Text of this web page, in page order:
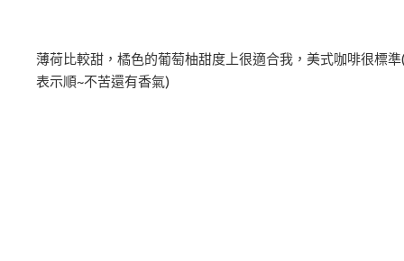
薄荷比較甜，橘色的葡萄柚甜度上很適合我，美式咖啡很標準
表示順~不苦還有香氣)